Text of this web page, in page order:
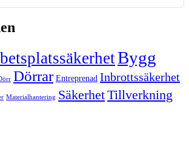
Bygg
Dörrar Entreprenad Inbrottssäkerhet
Materialhantering SäkerhetTillverkning